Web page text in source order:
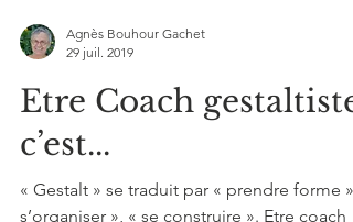
Agnès Bouhour Gachet
29 juil. 2019
Etre Coach gestaltiste,
c’est...